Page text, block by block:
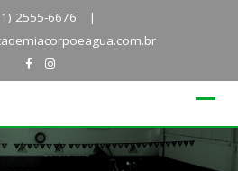
2555-6676
|